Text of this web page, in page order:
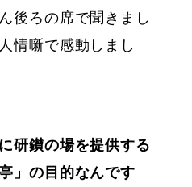
後ろの席で聞きまし
情噺で感動しまし
研鑚の場を提供する
」の目的なんです